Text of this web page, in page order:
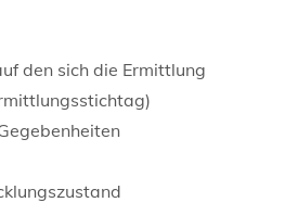
den sich die Ermittlung